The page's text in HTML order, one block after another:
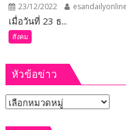
23/12/2022
เมื่อวันที่ 23 ธ...
สังคม
หัวข้อข่าว
หัวข้อ